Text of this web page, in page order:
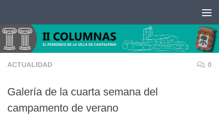
ACTUALIDAD 0
Galería de la cuarta semana del
campamento de verano